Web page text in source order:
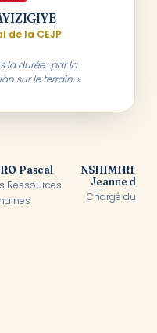
de la CEJP
la durée : par la
sur le terrain. »
Pascal
Ressources
Jeanne d'Arc
Chargé du